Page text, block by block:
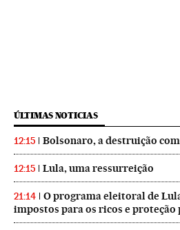
ÚLTIMAS NOTICIAS
12:15 Bolsonaro, a destruição
12:15 Lula, uma ressurreição
21:14
O programa eleitoral de
impostos para os ricos e proteção